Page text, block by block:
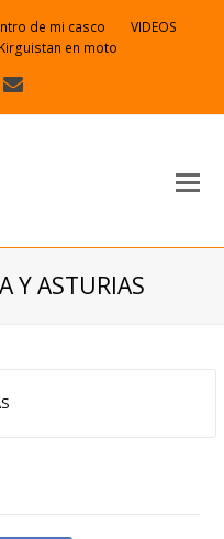
de mi casco
VIDEOS
Kirguistan en moto
Youtube
electrónico
Y ASTURIAS